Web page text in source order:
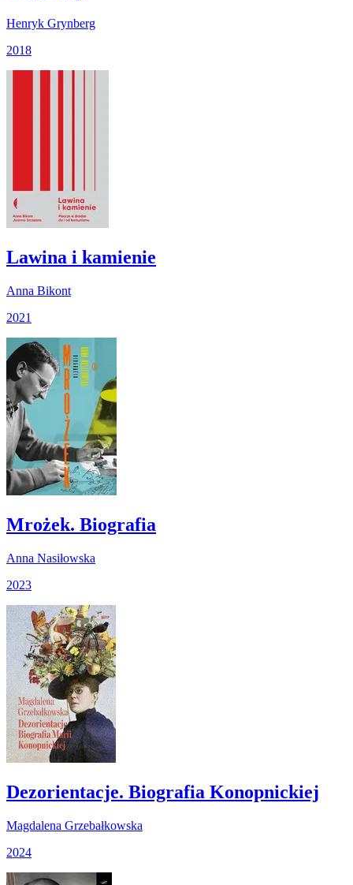
Henryk Grynberg
2018
Lawina i kamienie
Anna Bikont
2021
Mrożek. Biografia
Anna Nasiłowska
2023
Dezorientacje. Biografia Konopnickiej
Magdalena Grzebałkowska
2024